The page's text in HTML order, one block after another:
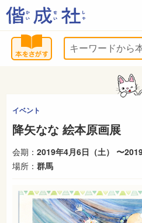
イベント
降矢なな 絵本原画展
会期： 2019年4月6日（土） 〜
場所： 群馬